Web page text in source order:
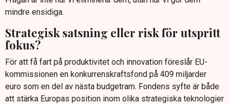
mindre ensidiga.
Strategisk satsning eller risk för utspritt
fokus?
För att få fart på produktivitet och innovation föreslår EU-
kommissionen en konkurrenskraftsfond på 409 miljarder
euro som en del av nästa budgetram. Fondens syfte är både
att stärka Europas position inom olika strategiska teknologier